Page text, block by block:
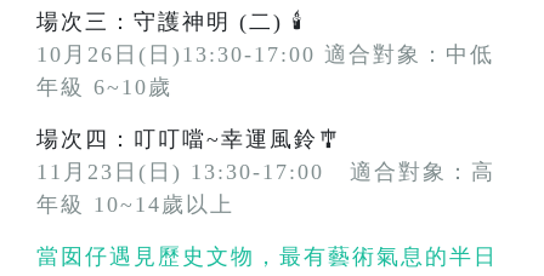
場次三：守護神明 (二) 🕯️
10月26日(日)13:30-17:00 適合對象：中低
年級 6~10歲
場次四：叮叮噹~幸運風鈴🎐
11月23日(日) 13:30-17:00 適合對象：高
年級 10~14歲以上
當囡仔遇見歷史文物，最有藝術氣息的半日